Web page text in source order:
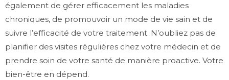
également de gérer efficacement les maladies
chroniques, de promouvoir un mode de vie sain et de
suivre l’efficacité de votre traitement. N’oubliez pas de
planifier des visites régulières chez votre médecin et de
prendre soin de votre santé de manière proactive. Votre
bien-être en dépend.